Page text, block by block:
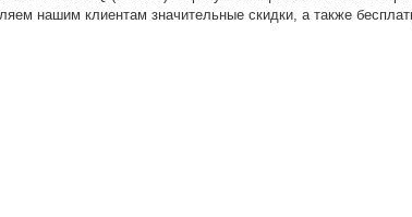
нашим клиентам значительные скидки, а также